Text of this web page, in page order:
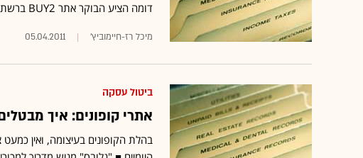
דומה הציע הבוקר אתר BUY2 ברשת מחסני כמעט חינם
מיכל רז-חיימוביץ' 05.04.2011
ביטול עסקה
אתרי קופונים: איך
בהלת הקופונים בעיצומה, ואין